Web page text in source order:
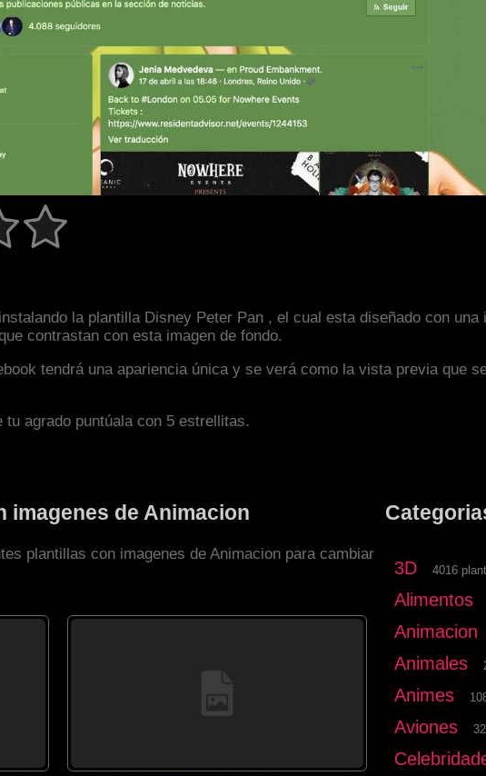
la plantilla Disney Peter Pan , el cual esta diseñado con una
contrastan con esta imagen de fondo.
tendrá una apariencia única y se verá como la vista previa que
agrado puntúala con 5 estrellitas.
imagenes de Animacion
plantillas con imagenes de Animacion para cambiar
3D 4016
Alimentos
Animacion
Animales
Animes
Aviones